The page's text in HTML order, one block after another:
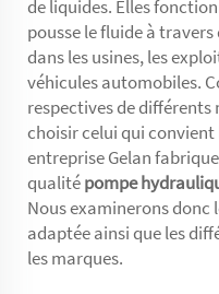
de liquides. Elles
pousse le fluide à
dans les usines, les
véhicules automobiles.
respectives de différents
choisir celui qui convient
entreprise Gelan
qualitépompe
Nous examinerons donc
adaptée ainsi que les
les marques.